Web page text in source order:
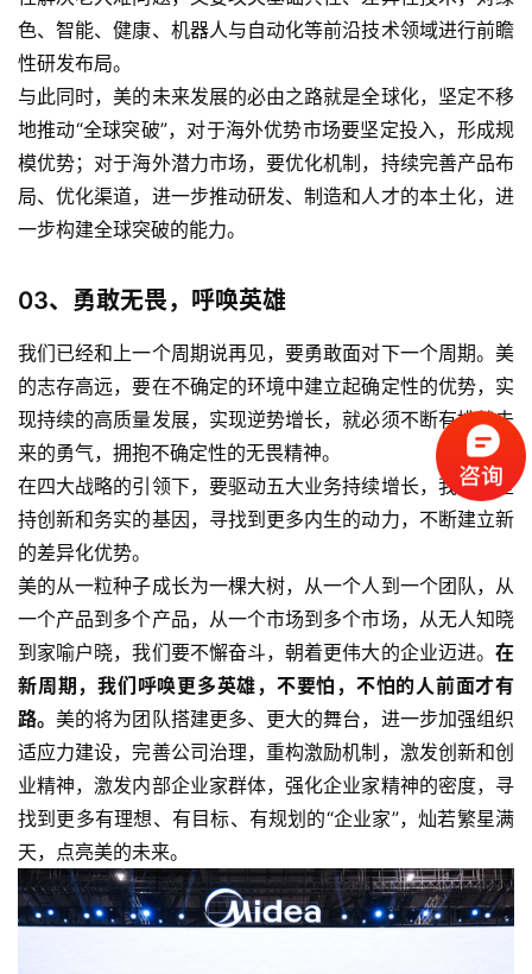
首
页
标
杆
大
考
察
公
开
课
标
察
标
杆
内
训
色、智能、健康、机器人与自动化等前沿技术领域进行前瞻
性研发布局。
与此同时，美的未来发展的必由之路就是全球化，坚定不移
地推动“全球突破”，对于海外优势市场要坚定投入，形成规
模优势；对于海外潜力市场，要优化机制，持续完善产品布
局、优化渠道，进一步推动研发、制造和人才的本土化，进
一步构建全球突破的能力。
03、 勇敢无畏，呼唤英雄
我们已经和上一个周期说再见，要勇敢面对下一个周期。美
的志存高远，要在不确定的环境中建立起确定性的优势，实
现持续的高质量发展，实现逆势增长，就必须不断有挑战未
来的勇气，拥抱不确定性的无畏精神。
在四大战略的引领下，要驱动五大业务持续增长，我们要坚
持创新和务实的基因，寻找到更多内生的动力，不断建立新
的差异化优势。
美的从一粒种子成长为一棵大树，从一个人到一个团队，从
一个产品到多个产品，从一个市场到多个市场，从无人知晓
到家喻户晓，我们要不懈奋斗，朝着更伟大的企业迈进。 在
新周期，我们呼唤更多英雄，不要怕，不怕的人前面才有
路。美的将为团队搭建更多、更大的舞台，进一步加强组织
适应力建设，完善公司治理，重构激励机制，激发创新和创
业精神，激发内部企业家群体，强化企业家精神的密度，寻
找到更多有理想、有目标、有规划的“企业家”，灿若繁星满
天，点亮美的未来。